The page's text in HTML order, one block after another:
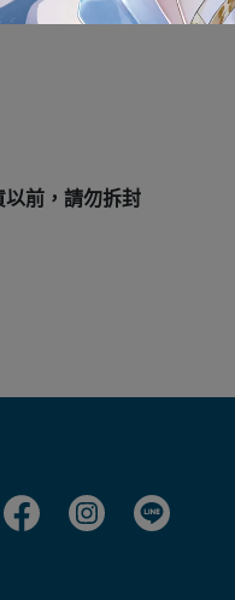
前，請勿拆封